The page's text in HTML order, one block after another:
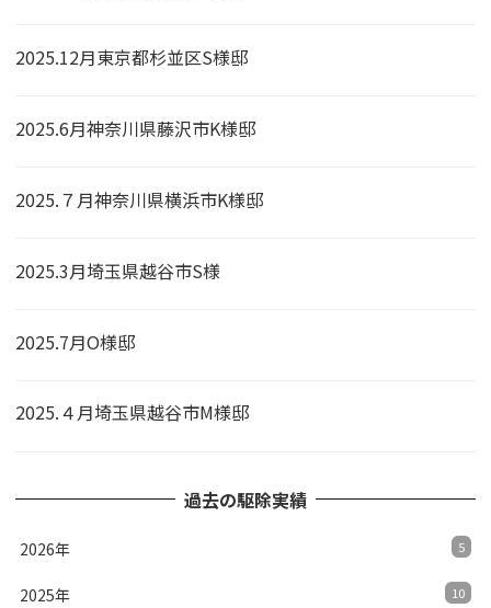
2025.12月東京都杉並区S様邸
2025.6月神奈川県藤沢市K様邸
2025.７月神奈川県横浜市K様邸
2025.3月埼玉県越谷市S様
2025.7月O様邸
2025.４月埼玉県越谷市M様邸
過去の駆除実績
2026年 5
2025年 10